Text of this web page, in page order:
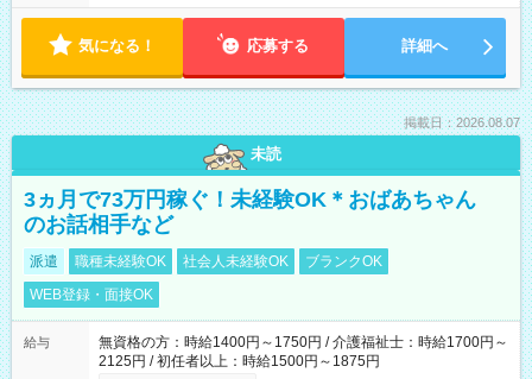
気になる！ 応募する 詳細へ
掲載日：2026.08.07
未読
3ヵ月で73万円稼ぐ！未経験OK＊おばあちゃん
のお話相手など
派遣 職種未経験OK 社会人未経験OK
ブランクOK
WEB登録・面接OK
給与
無資格の方：時給1400円～1750円 / 介護福祉士：時給1700円～
2125円 / 初任者以上：時給1500円～1875円